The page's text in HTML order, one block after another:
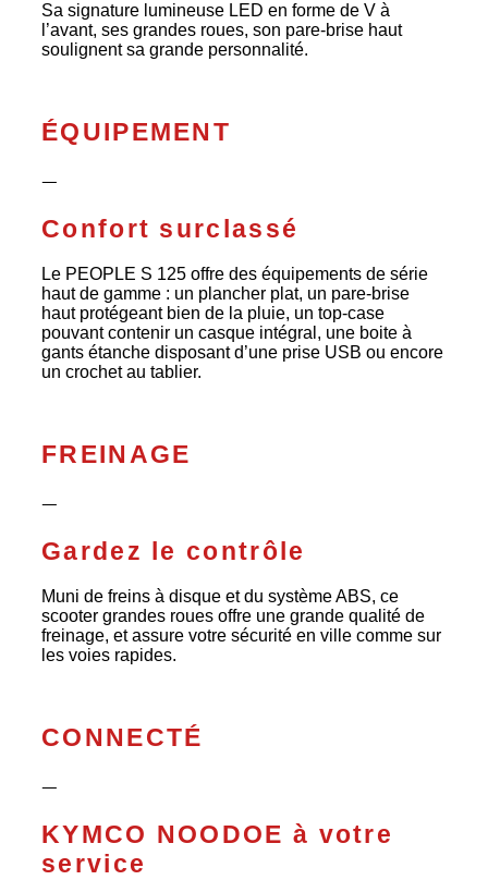
Sa signature lumineuse LED en forme de V à
l’avant, ses grandes roues, son pare-brise haut
soulignent sa grande personnalité.
ÉQUIPEMENT
ᅳ
Confort surclassé
Le PEOPLE S 125 offre des équipements de série
haut de gamme : un plancher plat, un pare-brise
haut protégeant bien de la pluie, un top-case
pouvant contenir un casque intégral, une boite à
gants étanche disposant d’une prise USB ou encore
un crochet au tablier.
FREINAGE
ᅳ
Gardez le contrôle
Muni de freins à disque et du système ABS, ce
scooter grandes roues offre une grande qualité de
freinage, et assure votre sécurité en ville comme sur
les voies rapides.
CONNECTÉ
ᅳ
KYMCO NOODOE à votre
service